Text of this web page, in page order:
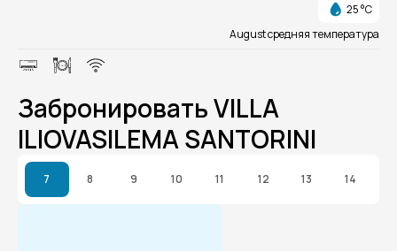
25 °C
August средняя температура
Забронировать VILLA
ILIOVASILEMA SANTORINI
7 8 9 10 11 12 13 14